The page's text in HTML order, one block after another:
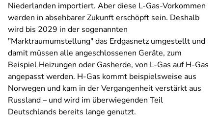
Niederlanden importiert. Aber diese L-Gas-Vorkommen
werden in absehbarer Zukunft erschöpft sein. Deshalb
wird bis 2029 in der sogenannten
"Marktraumumstellung" das Erdgasnetz umgestellt und
damit müssen alle angeschlossenen Geräte, zum
Beispiel Heizungen oder Gasherde, von L-Gas auf H-Gas
angepasst werden. H-Gas kommt beispielsweise aus
Norwegen und kam in der Vergangenheit verstärkt aus
Russland – und wird im überwiegenden Teil
Deutschlands bereits lange genutzt.